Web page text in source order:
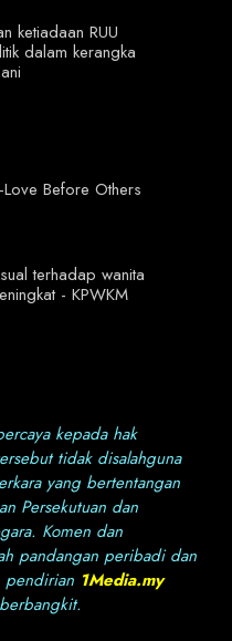
ketiadaan RUU
dalam kerangka
Before Others
terhadap wanita
- KPWKM
kepada hak
tidak disalahguna
yang bertentangan
Persekutuan dan
Komen dan
pandangan peribadi dan
pendirian 1Media.my